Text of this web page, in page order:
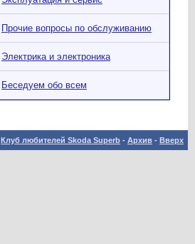
Прочие вопросы по обслуживанию
Электрика и электроника
Беседуем обо всем
Клуб любителей Skoda Superb - Архив - Вверх